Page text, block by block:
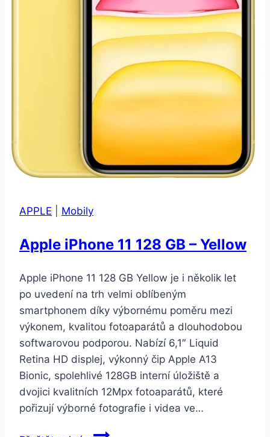
APPLE Mobily
Apple iPhone 11 128 GB – Yellow
Apple iPhone 11 128 GB Yellow je i několik let
po uvedení na trh velmi oblíbeným
smartphonem díky výbornému poměru mezi
výkonem, kvalitou fotoaparátů a dlouhodobou
softwarovou podporou. Nabízí 6,1″ Liquid
Retina HD displej, výkonný čip Apple A13
Bionic, spolehlivé 128GB interní úložiště a
dvojici kvalitních 12Mpx fotoaparátů, které
pořizují výborné fotografie i videa ve…
Apple